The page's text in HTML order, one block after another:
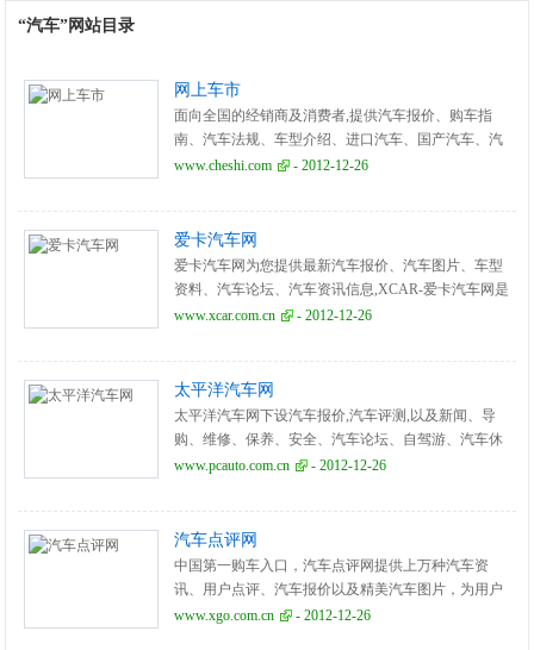
“汽车”网站目录
网上车市
面向全国的经销商及消费者,提供汽车报价、购车指
南、汽车法规、车型介绍、进口汽车、国产汽车、汽
车维修、二手汽车、汽车保险、汽车论坛、违章查
www.cheshi.com - 2012-12-26
爱卡汽车网
爱卡汽车网为您提供最新汽车报价、汽车图片、车型
资料、汽车论坛、汽车资讯信息,XCAR-爱卡汽车网是
全球最大的汽车主题社区。
www.xcar.com.cn - 2012-12-26
太平洋汽车网
太平洋汽车网下设汽车报价,汽车评测,以及新闻、导
购、维修、保养、安全、汽车论坛、自驾游、汽车休
闲、汽车文化等方面的内容,为中国汽车排名第一的综
www.pcauto.com.cn - 2012-12-26
汽车点评网
中国第一购车入口，汽车点评网提供上万种汽车资
讯、用户点评、汽车报价以及精美汽车图片，为用户
打造选车购车、口碑、问答等精选内容。
www.xgo.com.cn - 2012-12-26